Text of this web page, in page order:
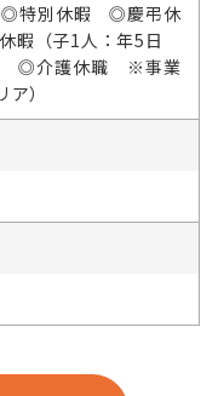
特別休暇 ◎慶弔休
（子1人：年5日
◎介護休職 ※事業
）